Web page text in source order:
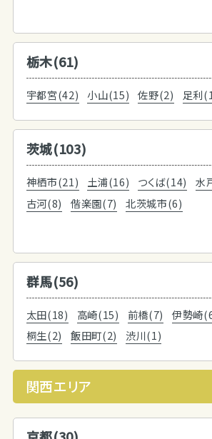
栃木(61)
宇都宮(42) 小山(15) 佐野(2) 足利
茨城(103)
神栖市(21) 土浦(16) つくば(14) 水
古河(8)
偕楽園(7)
北茨城市(6)
群馬(56)
太田(18) 高崎(15) 前橋(7) 伊勢崎
桐生(2)
飯田町(2) 渋川(1)
関西エリア